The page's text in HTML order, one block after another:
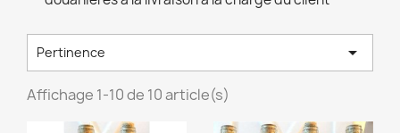
Pertinence 
Affichage 1-10 de 10 article(s)